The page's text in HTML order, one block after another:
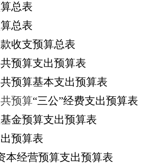
总表
总表
收支预算总表
预算支出预算表
预算基本支出预算表
预算“三公”经费支出预算表
金预算支出预算表
预算表
本经营预算支出预算表